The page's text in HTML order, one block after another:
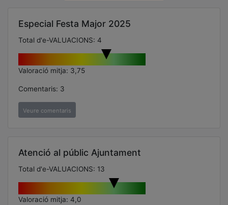
Especial Festa Major 2025
Total d'e-VALUACIONS: 4
Valoració mitja: 3,75
Comentaris: 3
Veure comentaris
Atenció al públic Ajuntament
Total d'e-VALUACIONS: 13
Valoració mitja: 4,0